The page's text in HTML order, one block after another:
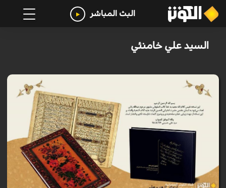
البث المباشر
السيد علي خامنئي